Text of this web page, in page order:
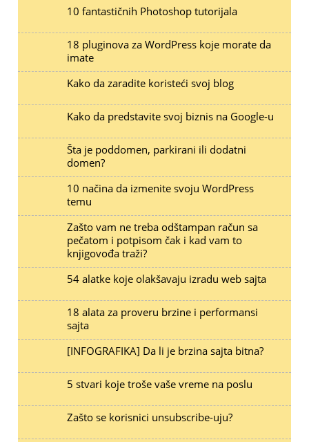
10 fantastičnih Photoshop tutorijala
18 pluginova za WordPress koje morate da
imate
Kako da zaradite koristeći svoj blog
Kako da predstavite svoj biznis na Google-u
Šta je poddomen, parkirani ili dodatni
domen?
10 načina da izmenite svoju WordPress
temu
Zašto vam ne treba odštampan račun sa
pečatom i potpisom čak i kad vam to
knjigovođa traži?
54 alatke koje olakšavaju izradu web sajta
18 alata za proveru brzine i performansi
sajta
[INFOGRAFIKA] Da li je brzina sajta bitna?
5 stvari koje troše vaše vreme na poslu
Zašto se korisnici unsubscribe-uju?